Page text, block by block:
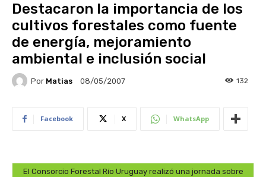
Destacaron la importancia de los
cultivos forestales como fuente
de energía, mejoramiento
ambiental e inclusión social
Por Matias 08/05/2007 132
Facebook X WhatsApp
El Consorcio Forestal Río Uruguay realizó una jornada sobre